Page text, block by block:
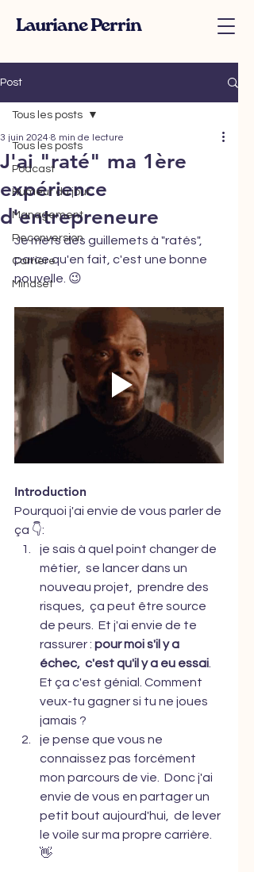
Lauriane Perrin
Post
Tous les posts
Podcast
Humeur du jour
Management
Reconversion
Carrière
Mindset
Tous les posts
J'ai "raté" ma 1ère
expérience
d'entrepreneure
3 juin 2024 8 min de lecture
Je mets des guillemets à "ratés",
parce qu'en fait, c'est une bonne
nouvelle. 😉
Introduction
Pourquoi j'ai envie de vous parler de
ça 👇:
je sais à quel point changer de
métier,  se lancer dans un
nouveau projet,  prendre des
risques,  ça peut être source
de peurs.  Et j'ai envie de te
rassurer : pour moi s'il y a
échec,  c'est qu'il y a eu essai
Et ça c'est génial. Comment
veux-tu gagner si tu ne joues
jamais ?
je pense que vous ne
connaissez pas forcément
mon parcours de vie.  Donc j'ai
envie de vous en partager un
petit bout aujourd'hui,  de lever
le voile sur ma propre carrière.
👋